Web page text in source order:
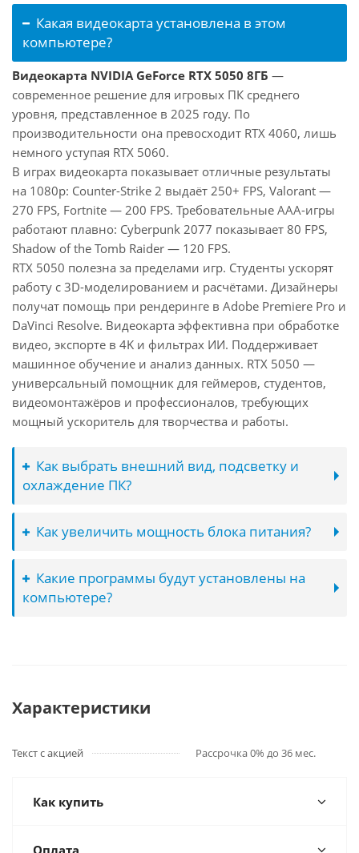
Какая видеокарта установлена в этом
компьютере?
Видеокарта NVIDIA GeForce RTX 5050 8ГБ —
современное решение для игровых ПК среднего
уровня, представленное в 2025 году. По
производительности она превосходит RTX 4060, лишь
немного уступая RTX 5060.
В играх видеокарта показывает отличные результаты
на 1080p: Counter-Strike 2 выдаёт 250+ FPS, Valorant —
270 FPS, Fortnite — 200 FPS. Требовательные AAA-игры
работают плавно: Cyberpunk 2077 показывает 80 FPS,
Shadow of the Tomb Raider — 120 FPS.
RTX 5050 полезна за пределами игр. Студенты ускорят
работу с 3D-моделированием и расчётами. Дизайнеры
получат помощь при рендеринге в Adobe Premiere Pro и
DaVinci Resolve. Видеокарта эффективна при обработке
видео, экспорте в 4K и фильтрах ИИ. Поддерживает
машинное обучение и анализ данных. RTX 5050 —
универсальный помощник для геймеров, студентов,
видеомонтажёров и профессионалов, требующих
мощный ускоритель для творчества и работы.
Как выбрать внешний вид, подсветку и
охлаждение ПК?
Как увеличить мощность блока питания?
Какие программы будут установлены на
компьютере?
Характеристики
Текст с акцией Рассрочка 0% до 36 мес.
Как купить
Оплата